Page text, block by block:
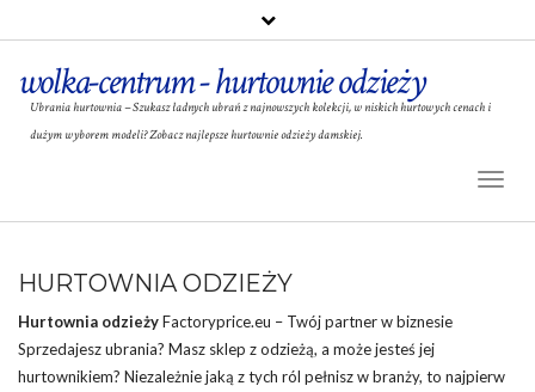
wolka-centrum - hurtownie odzieży
Ubrania hurtownia – Szukasz ładnych ubrań z najnowszych kolekcji, w niskich hurtowych cenach i
dużym wyborem modeli? Zobacz najlepsze hurtownie odzieży damskiej.
HURTOWNIA ODZIEŻY
Hurtownia odzieżyFactoryprice.eu – Twój partner w biznesie
Sprzedajesz ubrania? Masz sklep z odzieżą, a może jesteś jej
hurtownikiem? Niezależnie jaką z tych ról pełnisz w branży, to najpierw